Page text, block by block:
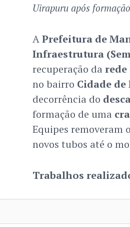
Uirapuru após
APrefeitura de
Infraestrutura
recuperação da rede
no bairro Cidade de
decorrência do
formação de uma
Equipes removeram
novos tubos até o
Trabalhos